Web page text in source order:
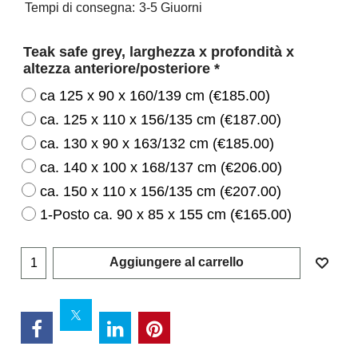
Tempi di consegna: 3-5 Giuorni
Teak safe grey, larghezza x profondità x
altezza anteriore/posteriore *
ca 125 x 90 x 160/139 cm (€185.00)
ca. 125 x 110 x 156/135 cm (€187.00)
ca. 130 x 90 x 163/132 cm (€185.00)
ca. 140 x 100 x 168/137 cm (€206.00)
ca. 150 x 110 x 156/135 cm (€207.00)
1-Posto ca. 90 x 85 x 155 cm (€165.00)
Aggiungere al carrello